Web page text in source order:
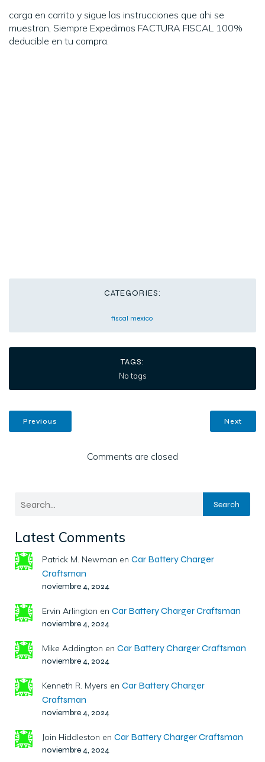
carga en carrito y sigue las instrucciones que ahi se
muestran, Siempre Expedimos FACTURA FISCAL 100%
deducible en tu compra.
CATEGORIES:
fiscal mexico
TAGS:
No tags
Previous Next
Comments are closed
Search
Latest Comments
Patrick M. Newman en Car Battery Charger
Craftsman
noviembre 4, 2024
Ervin Arlington en Car Battery Charger Craftsman
noviembre 4, 2024
Mike Addington en Car Battery Charger Craftsman
noviembre 4, 2024
Kenneth R. Myers en Car Battery Charger
Craftsman
noviembre 4, 2024
Join Hiddleston en Car Battery Charger Craftsman
noviembre 4, 2024